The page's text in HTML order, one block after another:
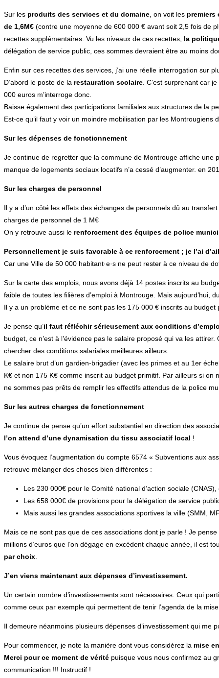
Sur les produits des services et du domaine , on voit les premiers
de 1,6M€ (contre une moyenne de 600 000 € avant soit 2,5 fois de
recettes supplémentaires. Vu les niveaux de ces recettes, la
délégation de service public, ces sommes devraient être au moins
Enfin sur ces recettes des services, j’ai une réelle interrogation sur
D’abord le poste de la restauration scolaire . C’est surprenant car
000 euros m’interroge donc.
Baisse également des participations familiales aux structures de la
Est-ce qu’il faut y voir un moindre mobilisation par les Montrougiens
Sur les dépenses de fonctionnement
Je continue de regretter que la commune de Montrouge affiche
manque de logements sociaux locatifs n’a cessé d’augmenter. en
Sur les charges de personnel
Il y a d’un côté les effets des échanges de personnels dû au
charges de personnel de 1 M€
On y retrouve aussi le renforcement des équipes de police
Personnellement je suis favorable à ce renforcement ; je l’ai
Car une Ville de 50 000 habitant·e·s ne peut rester à ce niveau de
Sur la carte des emplois, nous avons déjà 14 postes inscrits au
faible de toutes les filières d’emploi à Montrouge. Mais
Il y a un problème et ce ne sont pas les 175 000 € inscrits au
Je pense qu’il faut réfléchir sérieusement aux conditions
budget, ce n’est à l’évidence pas le salaire proposé qui va les
chercher des conditions salariales meilleures ailleurs.
Le salaire brut d’un gardien-brigadier (avec les primes et au 1er
K€ et non 175 K€ comme inscrit au budget primitif. Par ailleurs si
ne sommes pas prêts de remplir les effectifs attendus de la police
Sur les autres charges de fonctionnement
Je continue de pense qu’un effort substantiel en direction des
l’on attend d’une dynamisation du tissu associatif local !
Vous évoquez l’augmentation du compte 6574 « Subventions aux
retrouve mélanger des choses bien différentes :
Les 230 000€ pour le Comité national d’action sociale
Les 658 000€ de provisions pour la délégation de service
Mais aussi les grandes associations sportives la ville (SMM,
Mais ce ne sont pas que de ces associations dont je parle ! Je
millions d’euros que l’on dégage en excédent chaque année, il est
par choix
J’en viens maintenant aux dépenses d’investissement.
Un certain nombre d’investissements sont nécessaires. Ceux qui
comme ceux par exemple qui permettent de tenir l’agenda de la
Il demeure néanmoins plusieurs dépenses d’investissement qui me
Pour commencer, je note la manière dont vous considérez la mise
Merci pour ce moment de vérité puisque vous nous confirmez au
communication !!! Instructif !